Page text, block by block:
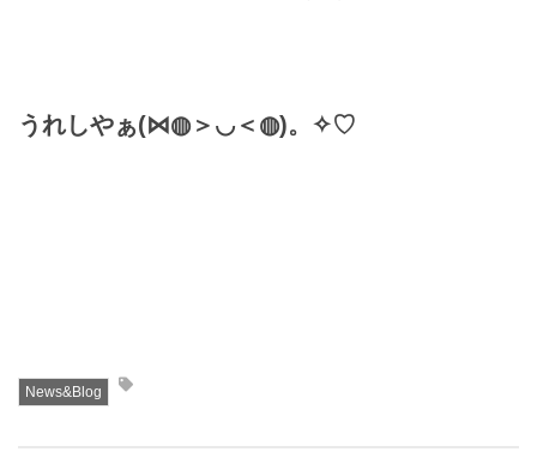
うれしやぁ(⋈◍＞◡＜◍)。✧♡
News&Blog